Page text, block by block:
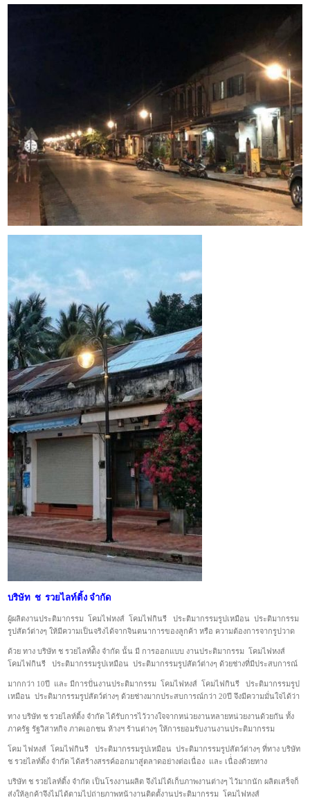
บริษัท ช รวยไลท์ติ้ง จำกัด
ผู้ผลิตงานประติมากรรม โคมไฟหงส์ โคมไฟกินรี ประติมากรรมรูปเหมือน ประติมากรรม
รูปสัตว์ต่างๆ ให้มีความเป็นจริงได้จากจินตนาการของลูกค้า หรือ ความต้องการจากรูปวาด
ด้วย ทาง บริษัท ช รวยไลท์ต้ิง จำกัด นั้น มี การออกแบบ งานประติมากรรม โคมไฟหงส์
โคมไฟกินรี ประติมากรรมรูปเหมือน ประติมากรรมรูปสัตว์ต่างๆ ด้วยช่างที่มีประสบการณ์
มากกว่า 10ปี และ มีการปั่นงานประติมากรรม โคมไฟหงส์ โคมไฟกินรี ประติมากรรมรูป
เหมือน ประติมากรรมรูปสัตว์ต่างๆ ด้วยช่างมากประสบการณ์กว่า 20ปี จึงมีความมั่นใจได้ว่า
ทาง บริษัท ช รวยไลท์ติ้ง จำกัด ได้รับการไว้วางใจจากหน่วยงานหลายหน่วยงานด้วยกัน ทั้ง
ภาครัฐ รัฐวิสาหกิจ ภาคเอกชน ห้างฯ ร้านต่างๆ ให้การยอมรับงานงานประติมากรรม
โคม ไฟหงส์ โคมไฟกินรี ประติมากรรมรูปเหมือน ประติมากรรมรูปสัตว์ต่างๆ ที่ทาง บริษัท
ช รวยไลท์ติ้ง จำกัด ได้สร้างสรรค์ออกมาสู่ตลาดอย่างต่อเนื่อง และ เนื่่องด้วยทาง
บริษัท ช รวยไลท์ติ้ง จำกัด เป็นโรงงานผลิต จึงไม่ได้เก็บภาพงานต่างๆ ไว้มากนัก ผลิตเสร็จก็
ส่งให้ลูกค้าจึงไม่ได้ตามไปถ่ายภาพหน้างานติดตั้งานประติมากรรม โคมไฟหงส์